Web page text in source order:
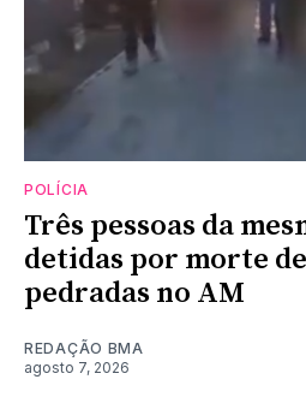
POLÍCIA
Três pessoas da
detidas por morte
pedradas no AM
REDAÇÃO BMA
agosto 7, 2026